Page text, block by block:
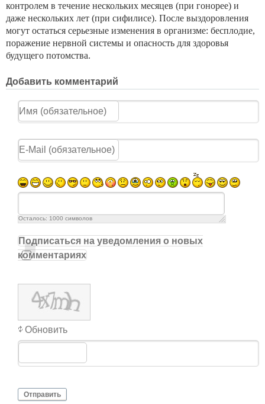
контролем в течение нескольких месяцев (при го­норее) и
даже нескольких лет (при сифилисе). После выздоровления
могут остаться серьезные изменения в ор­ганизме: бесплодие,
поражение нервной системы и опас­ность для здоровья
будущего потомства.
Добавить комментарий
Осталось: 1000 символов
Подписаться на уведомления о новых
комментариях
Обновить
Отправить